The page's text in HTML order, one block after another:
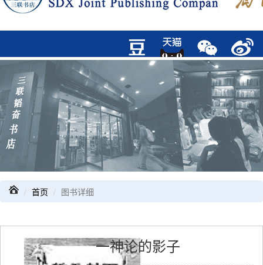
首页 图书详细
一神论的影子